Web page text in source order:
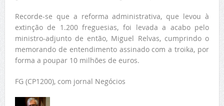
Recorde-se que a reforma administrativa, que levou à
extinção de 1.200 freguesias, foi levada a acabo pelo
ministro-adjunto de então, Miguel Relvas, cumprindo o
memorando de entendimento assinado com a troika, por
forma a poupar 10 milhões de euros.
FG (CP1200), com jornal Negócios